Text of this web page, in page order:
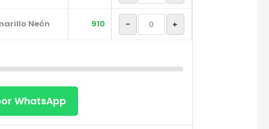
×Neón 910 - +
WhatsApp